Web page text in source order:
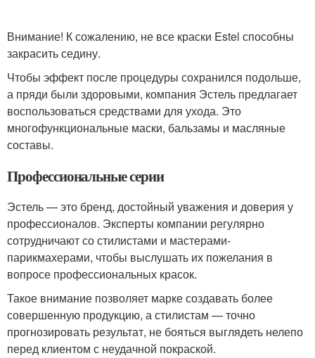
Внимание! К сожалению, не все краски Estel способны
закрасить седину.
Чтобы эффект после процедуры сохранился подольше,
а пряди были здоровыми, компания Эстель предлагает
воспользоваться средствами для ухода. Это
многофункциональные маски, бальзамы и масляные
составы.
Профессиональные серии
Эстель — это бренд, достойный уважения и доверия у
профессионалов. Эксперты компании регулярно
сотрудничают со стилистами и мастерами-
парикмахерами, чтобы выслушать их пожелания в
вопросе профессиональных красок.
Такое внимание позволяет марке создавать более
совершенную продукцию, а стилистам — точно
прогнозировать результат, не бояться выглядеть нелепо
перед клиентом с неудачной покраской.